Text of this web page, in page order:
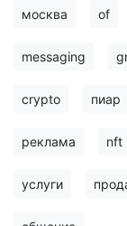
москва of
messaging
crypto пиар
реклама nft
услуги